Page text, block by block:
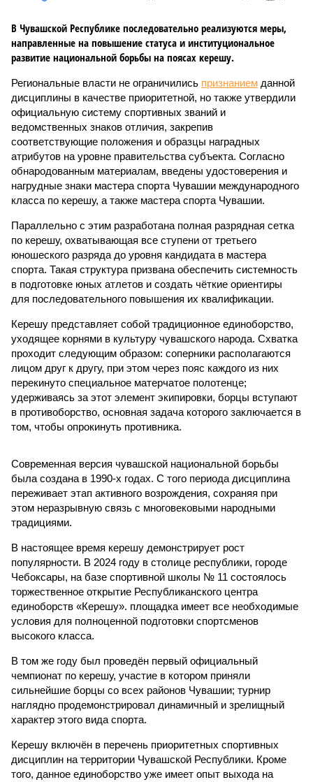
В Чувашской Республике последовательно реализуются меры,
направленные на повышение статуса и институциональное
развитие национальной борьбы на поясах керешу.
Региональные власти не ограничились признанием данной
дисциплины в качестве приоритетной, но также утвердили
официальную систему спортивных званий и
ведомственных знаков отличия, закрепив
соответствующие положения и образцы наградных
атрибутов на уровне правительства субъекта. Согласно
обнародованным материалам, введены удостоверения и
нагрудные знаки мастера спорта Чувашии международного
класса по керешу, а также мастера спорта Чувашии.
Параллельно с этим разработана полная разрядная сетка
по керешу, охватывающая все ступени от третьего
юношеского разряда до уровня кандидата в мастера
спорта. Такая структура призвана обеспечить системность
в подготовке юных атлетов и создать чёткие ориентиры
для последовательного повышения их квалификации.
Керешу представляет собой традиционное единоборство,
уходящее корнями в культуру чувашского народа. Схватка
проходит следующим образом: соперники располагаются
лицом друг к другу, при этом через пояс каждого из них
перекинуто специальное матерчатое полотенце;
удерживаясь за этот элемент экипировки, борцы вступают
в противоборство, основная задача которого заключается в
том, чтобы опрокинуть противника.
Современная версия чувашской национальной борьбы
была создана в 1990-х годах. С того периода дисциплина
переживает этап активного возрождения, сохраняя при
этом неразрывную связь с многовековыми народными
традициями.
В настоящее время керешу демонстрирует рост
популярности. В 2024 году в столице республики, городе
Чебоксары, на базе спортивной школы № 11 состоялось
торжественное открытие Республиканского центра
единоборств «Керешу». площадка имеет все необходимые
условия для полноценной подготовки спортсменов
высокого класса.
В том же году был проведён первый официальный
чемпионат по керешу, участие в котором приняли
сильнейшие борцы со всех районов Чувашии; турнир
наглядно продемонстрировал динамичный и зрелищный
характер этого вида спорта.
Керешу включён в перечень приоритетных спортивных
дисциплин на территории Чувашской Республики. Кроме
того, данное единоборство уже имеет опыт выхода на